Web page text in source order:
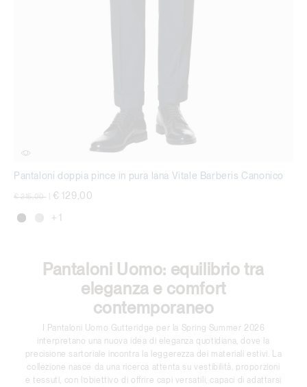
Pantaloni doppia pince in pura lana Vitale Barberis Canonico
Price reduced from
€ 215,00 € 129,00
+ 1
Pantaloni Uomo: equilibrio tra
eleganza e comfort
contemporaneo
I Pantaloni Uomo Gutteridge per la Spring Summer 2026
interpretano una nuova idea di eleganza quotidiana, dove la
precisione sartoriale incontra la leggerezza dei materiali estivi. La
collezione nasce da una ricerca attenta su vestibilità, proporzioni
e tessuti, con l’obiettivo di offrire capi versatili, capaci di adattarsi